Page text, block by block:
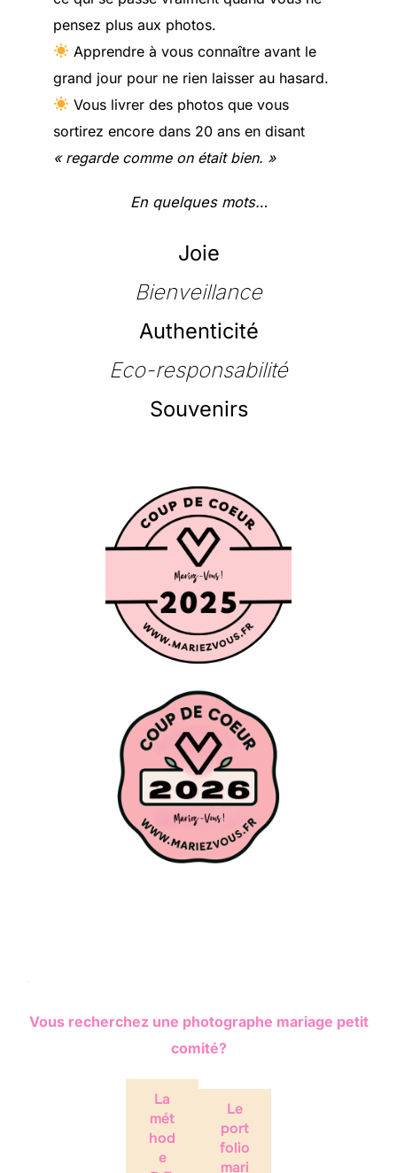
pensez plus aux photos.
Apprendre à vous connaître avant le
grand jour pour ne rien laisser au hasard.
Vous livrer des photos que vous
sortirez encore dans 20 ans en disant
« regarde comme on était bien. »
En quelques mots…
Joie
Bienveillance
Authenticité
Eco-responsabilité
Souvenirs
.
Vous recherchez une photographe mariage petit
comité?
La
mét
hod
e
Le
port
folio
mari